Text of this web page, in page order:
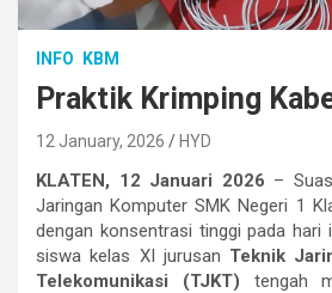
INFO KBM
Praktik Krimping
12 January, 2026 HYD
KLATEN, 12 Januari 2026 –
Jaringan Komputer SMK Negeri 1
dengan konsentrasi tinggi pada hari
siswa kelas XI jurusan Teknik
Telekomunikasi (TJKT) tengah